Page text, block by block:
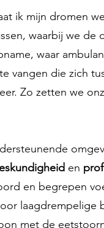
ik mijn dromen
waarbij we
waar
vangen die zich
Zo zetten we
en
en begrepen
laagdrempelige
met de